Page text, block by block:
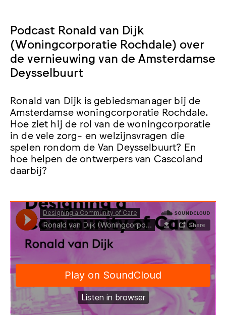
Podcast Ronald van Dijk
(Woningcorporatie Rochdale) over
de vernieuwing van de Amsterdamse
Deysselbuurt
Ronald van Dijk is gebiedsmanager bij de
Amsterdamse woningcorporatie Rochdale.
Hoe ziet hij de rol van de woningcorporatie
in de vele zorg- en welzijnsvragen die
spelen rondom de Van Deysselbuurt? En
hoe helpen de ontwerpers van Cascoland
daarbij?